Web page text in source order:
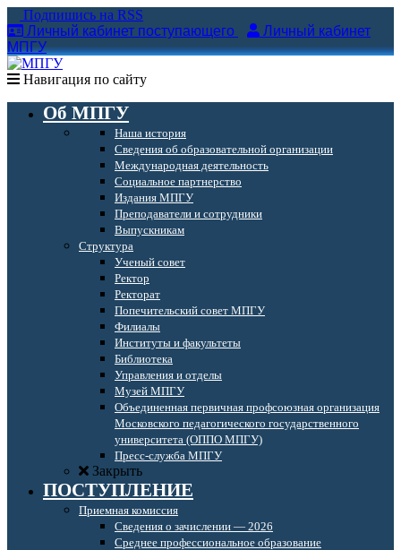
Подпишись на RSS
Личный кабинет поступающего
Личный кабинет
МПГУ
Навигация по сайту
Об МПГУ
Наша история
Сведения об образовательной организации
Международная деятельность
Социальное партнерство
Издания МПГУ
Преподаватели и сотрудники
Выпускникам
Структура
Ученый совет
Ректор
Ректорат
Попечительский совет МПГУ
Филиалы
Институты и факультеты
Библиотека
Управления и отделы
Музей МПГУ
Объединенная первичная профсоюзная организация
Московского педагогического государственного
университета (ОППО МПГУ)
Пресс-служба МПГУ
Закрыть
ПОСТУПЛЕНИЕ
Приемная комиссия
Сведения о зачислении — 2026
Среднее профессиональное образование